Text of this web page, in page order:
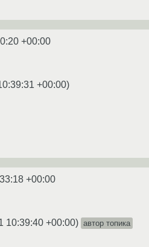
+00:00
+00:00)
+00:00
10:39:40 +00:00) автор топика